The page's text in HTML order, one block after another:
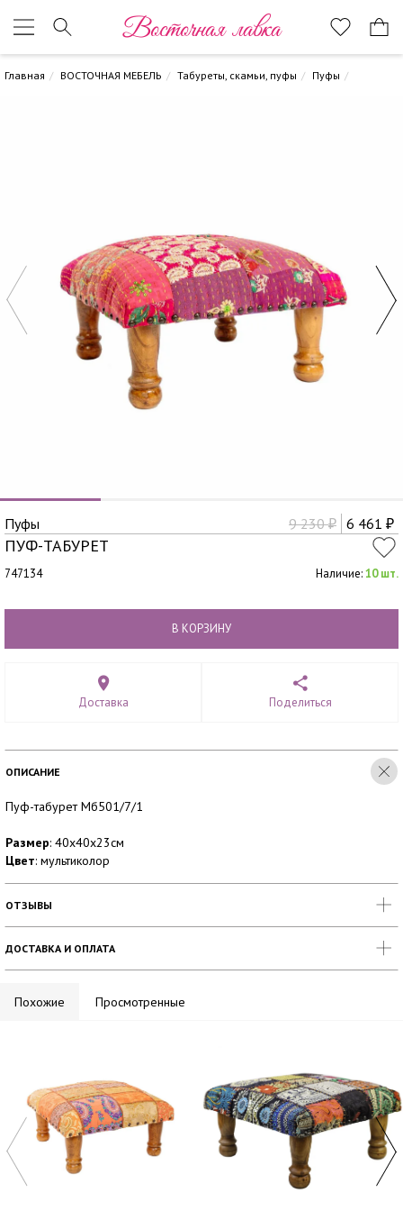
Восточная лавка
Главная ВОСТОЧНАЯ МЕБЕЛЬ Табуреты, скамьи, пуфы Пуфы
Пуфы 9 230₽ 6 461 ₽
ПУФ-ТАБУРЕТ
747134 Наличие:10 шт.
В КОРЗИНУ
Доставка Поделиться
ОПИСАНИЕ
Пуф-табурет Мб501/7/1
Размер: 40х40х23см
Цвет: мультиколор
ОТЗЫВЫ
ДОСТАВКА И ОПЛАТА
Похожие Просмотренные